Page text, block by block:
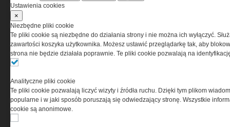
PRYWATNOŚĆ
informacji na Twoim komputerze. Pliki cookies stosujemy
w celu świadczenia usług na najwyższym poziomie,
w tym w sposób dostosowany do indywidualnych potrzeb.
Korzystanie z witryny bez zmiany ustawień dotyczących
cookies oznacza, że będą one zamieszczane w Twoim
Ustawienia cookies
×
Niezbędne pliki cookie
Te pliki cookie są niezbędne do działania strony i nie można ich wyłączyć.
zawartości koszyka użytkownika. Możesz ustawić przeglądarkę tak, aby
strona nie będzie działała poprawnie. Te pliki cookie pozwalają na
Analityczne pliki cookie
Te pliki cookie pozwalają liczyć wizyty i źródła ruchu. Dzięki tym plikom
popularne i w jaki sposób poruszają się odwiedzający stronę. Wszystkie
cookie są anonimowe.